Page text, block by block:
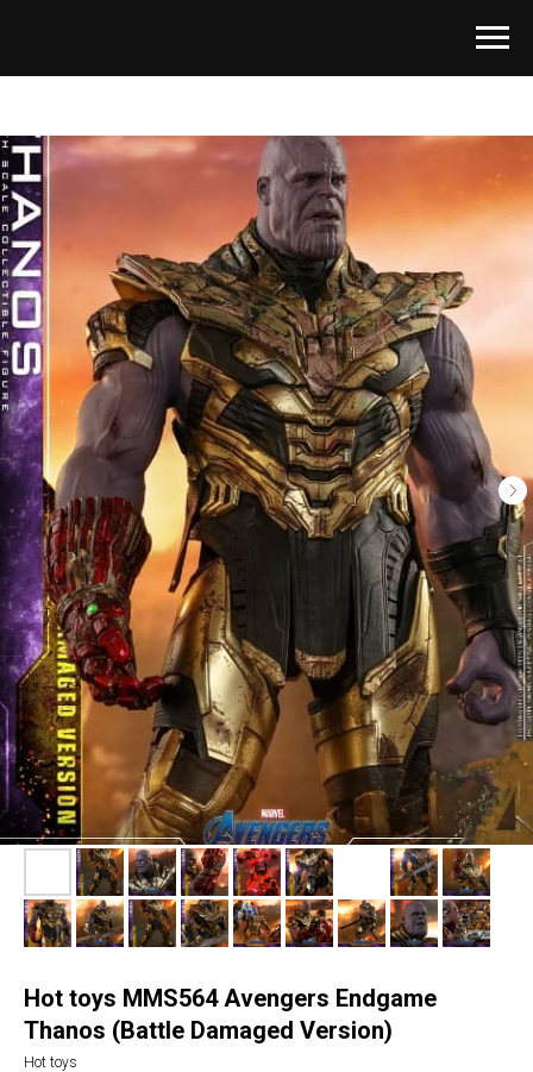
Hot toys MMS564 Avengers Endgame
Thanos (Battle Damaged Version)
Hot toys